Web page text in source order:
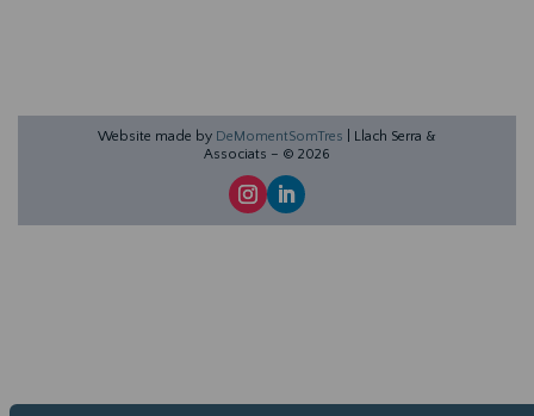
Website made by DeMomentSomTres | Llach Serra &
Associats – © 2026